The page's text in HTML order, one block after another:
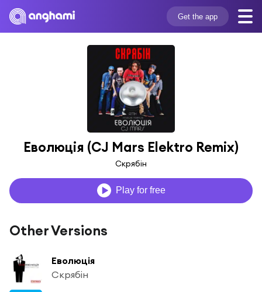
Get the app
Еволюція (CJ Mars Elektro Remix)
Скрябін
Play for free
Other Versions
Еволюція
Скрябін